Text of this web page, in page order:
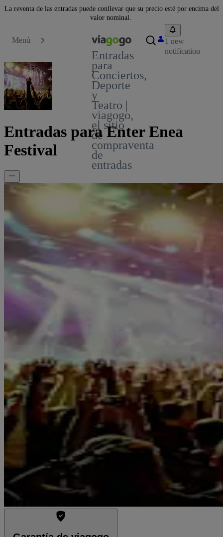
La reventa de las entradas puede conllevar que su precio esté por encima del
valor nominal.
Menú
Entradas
para
Conciertos,
Deporte
y
Teatro |
viagogo,
el sitio
de
compraventa
de
entradas
1 new
notification
Entradas para Enter Enea
Festival